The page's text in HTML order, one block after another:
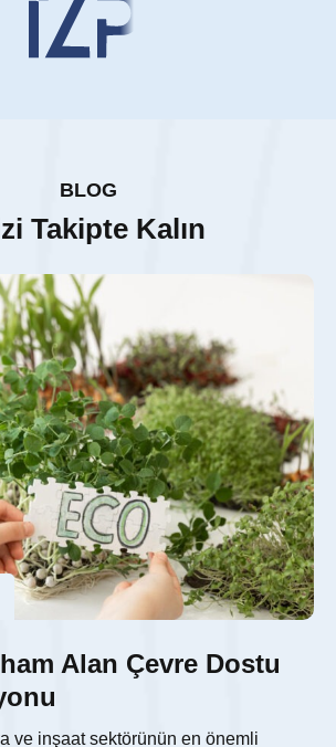
BLOG
Takipte Kalın
Alan Çevre Dostu
ve inşaat sektörünün en önemli